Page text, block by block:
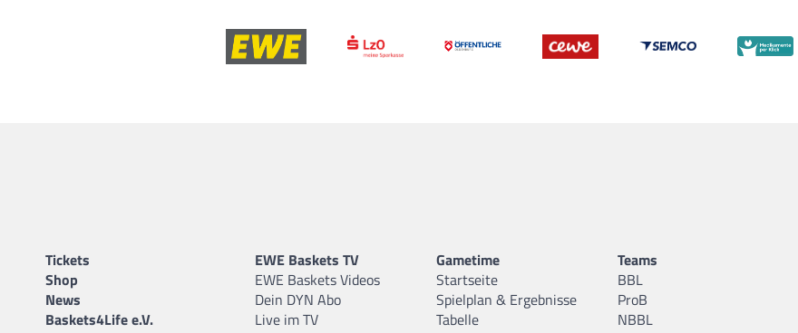
Tickets
Shop
News
Baskets4Life e.V.
EWE Baskets TV
EWE Baskets Videos
Dein DYN Abo
Live im TV
Gametime
Startseite
Spielplan & Ergebnisse
Tabelle
Teams
BBL
ProB
NBBL